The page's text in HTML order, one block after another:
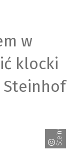
w
klocki
Steinhof
Steinhof